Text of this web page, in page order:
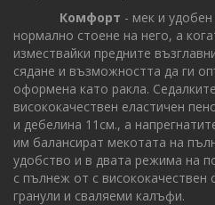
Комфорт - мек и
нормално стоене на него, а
измествайки предните
сядане и възможността да ги
оформена като ракла.
висококачествен еластичен
и дебелина 11см., а
им балансират мекотата на
удобство и в двата режима на
с пълнеж от с висококачествен
гранули и сваляеми калъфи.